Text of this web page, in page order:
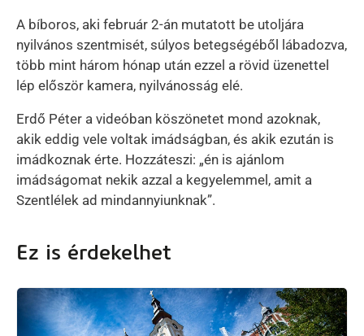
A bíboros, aki február 2-án mutatott be utoljára
nyilvános szentmisét, súlyos betegségéből lábadozva,
több mint három hónap után ezzel a rövid üzenettel
lép először kamera, nyilvánosság elé.
Erdő Péter a videóban köszönetet mond azoknak,
akik eddig vele voltak imádságban, és akik ezután is
imádkoznak érte. Hozzáteszi: „én is ajánlom
imádságomat nekik azzal a kegyelemmel, amit a
Szentlélek ad mindannyiunknak”.
Ez is érdekelhet